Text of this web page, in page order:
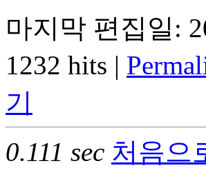
마지막 편집일:
1232 hits |
기
0.111 sec 처음으